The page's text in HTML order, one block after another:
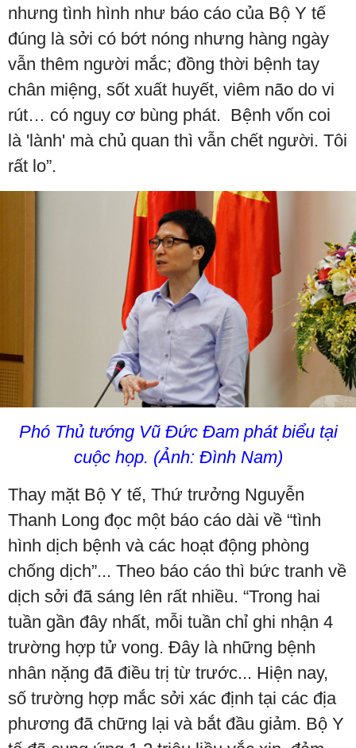
nhưng tình hình như báo cáo của Bộ Y tế
đúng là sởi có bớt nóng nhưng hàng ngày
vẫn thêm người mắc; đồng thời bệnh tay
chân miệng, sốt xuất huyết, viêm não do vi
rút… có nguy cơ bùng phát. Bệnh vốn coi
là 'lành' mà chủ quan thì vẫn chết người. Tôi
rất lo”.
Phó Thủ tướng Vũ Đức Đam phát biểu tại
cuộc họp. (Ảnh: Đình Nam)
Thay mặt Bộ Y tế, Thứ trưởng Nguyễn
Thanh Long đọc một báo cáo dài về “tình
hình dịch bệnh và các hoạt động phòng
chống dịch”... Theo báo cáo thì bức tranh về
dịch sởi đã sáng lên rất nhiều. “Trong hai
tuần gần đây nhất, mỗi tuần chỉ ghi nhận 4
trường hợp tử vong. Đây là những bệnh
nhân nặng đã điều trị từ trước... Hiện nay,
số trường hợp mắc sởi xác định tại các địa
phương đã chững lại và bắt đầu giảm. Bộ Y